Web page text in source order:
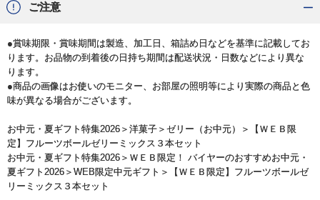
ご注意
●賞味期限・賞味期間は製造、加工日、箱詰め日などを基準に記載してお
ります。お品物の到着後の日持ち期間は配送状況・日数などにより異な
ります。
●商品の画像はお使いのモニター、お部屋の照明等により実際の商品と色
味が異なる場合がございます。
お中元・夏ギフト特集2026 ＞ 洋菓子 ＞ ゼリー（お中元）
＞【ＷＥＢ限
定】フルーツボールゼリーミックス３本セット
お中元・夏ギフト特集2026 ＞ ＷＥＢ限定！ バイヤーのおすすめお中元・
夏ギフト2026 ＞ WEB限定中元ギフト ＞【ＷＥＢ限定】フルーツボールゼ
リーミックス３本セット